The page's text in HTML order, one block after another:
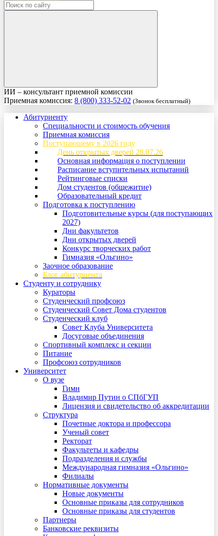
ИИ – консультант приемной комиссии
Приемная комиссия: 8 (800) 333-52-02 (Звонок бесплатный)
Абитуриенту
Специальности и стоимость обучения
Приемная комиссия
Поступающему в 2026 году
День открытых дверей 28.07.26
Основная информация о поступлении
Расписание вступительных испытаний
Рейтинговые списки
Дом студентов (общежитие)
Образовательный кредит
Подготовка к поступлению
Подготовительные курсы (для поступающих
2027)
Дни факультетов
Дни открытых дверей
Конкурс творческих работ
Гимназия «Ольгино»
Заочное образование
Блог абитуриента
Студенту и сотруднику
Кураторы
Студенческий профсоюз
Студенческий Совет Дома студентов
Студенческий клуб
Совет Клуба Университета
Досуговые объединения
Спортивный комплекс и секции
Питание
Профсоюз сотрудников
Университет
О вузе
Гимн
Владимир Путин о СПбГУП
Лицензия и свидетельство об аккредитации
Структура
Почетные доктора и профессора
Ученый совет
Ректорат
Факультеты и кафедры
Подразделения и службы
Международная гимназия «Ольгино»
Филиалы
Нормативные документы
Новые документы
Основные приказы для сотрудников
Основные приказы для студентов
Партнеры
Банковские реквизиты